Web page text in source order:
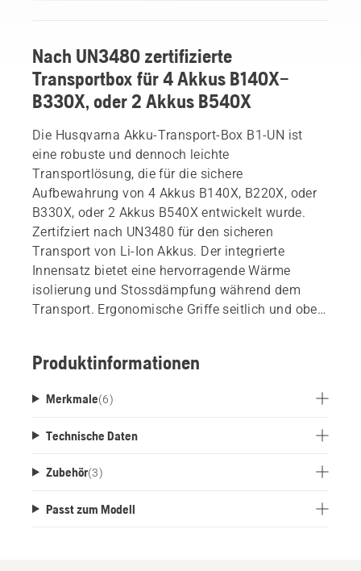
Nach UN3480 zertifizierte
Transportbox für 4 Akkus B140X–
B330X, oder 2 Akkus B540X
Die Husqvarna Akku-Transport-Box B1-UN ist
eine robuste und dennoch leichte
Transportlösung, die für die sichere
Aufbewahrung von 4 Akkus B140X, B220X, oder
B330X, oder 2 Akkus B540X entwickelt wurde.
Zertifziert nach UN3480 für den sicheren
Transport von Li-Ion Akkus. Der integrierte
Innensatz bietet eine hervorragende Wärme
isolierung und Stossdämpfung während dem
Transport. Ergonomische Griffe seitlich und oben
Boxen, und mit einer Multi-Adapter-Platte
Drittsystemen verbunden werden.
Produktinformationen
Merkmale(6)
Technische Daten
Zubehör(3)
Passt zum Modell